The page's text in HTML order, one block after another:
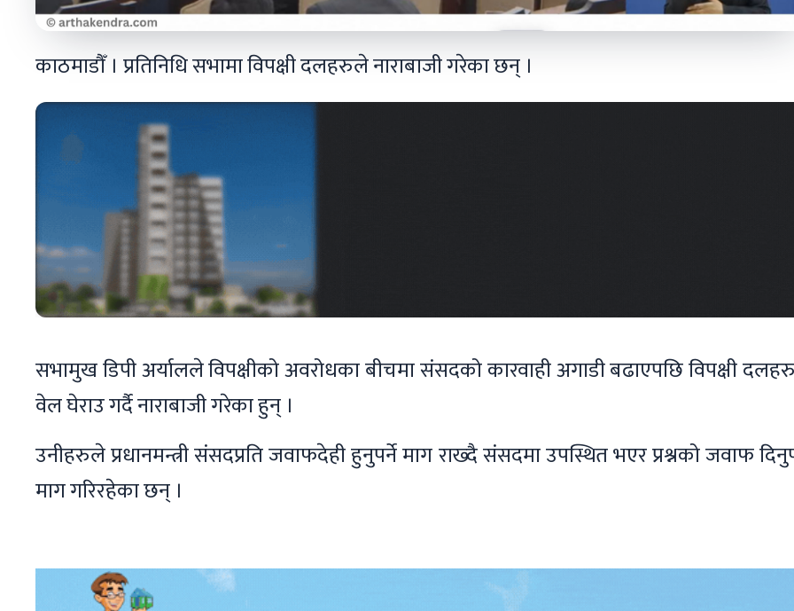
काठमाडौँ । प्रतिनिधि सभामा विपक्षी दलहरुले नाराबाजी गरेका छन् ।
सभामुख डिपी अर्यालले विपक्षीको अवरोधका बीचमा संसदको कारवाही अगाडी बढाएपछि विपक्षी
वेल घेराउ गर्दै नाराबाजी गरेका हुन् ।
उनीहरुले प्रधानमन्त्री संसदप्रति जवाफदेही हुनुपर्ने माग राख्दै संसदमा उपस्थित भएर प्रश्नको जवाफ
माग गरिरहेका छन् ।